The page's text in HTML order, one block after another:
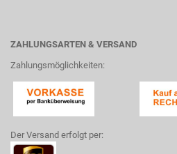
ZAHLUNGSARTEN & VERSAND
Zahlungsmöglichkeiten:
Der Versand erfolgt per: